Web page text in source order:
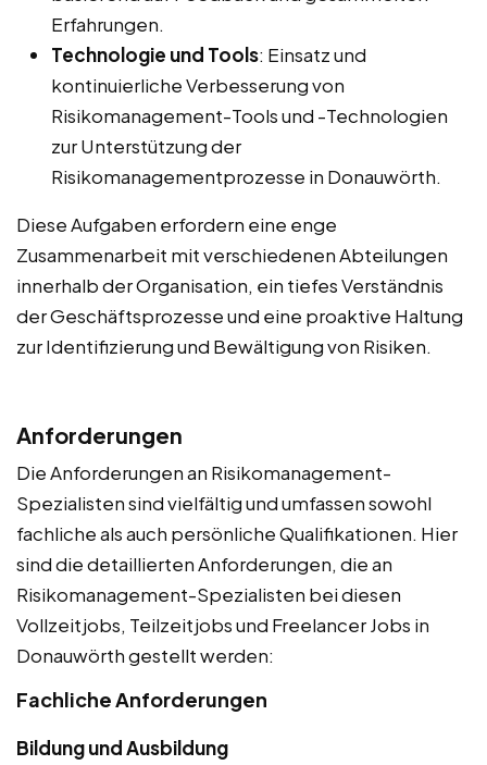
Erfahrungen.
Technologie und Tools: Einsatz und
kontinuierliche Verbesserung von
Risikomanagement-Tools und -Technologien
zur Unterstützung der
Risikomanagementprozesse in Donauwörth.
Diese Aufgaben erfordern eine enge
Zusammenarbeit mit verschiedenen Abteilungen
innerhalb der Organisation, ein tiefes Verständnis
der Geschäftsprozesse und eine proaktive Haltung
zur Identifizierung und Bewältigung von Risiken.
Anforderungen
Die Anforderungen an Risikomanagement-
Spezialisten sind vielfältig und umfassen sowohl
fachliche als auch persönliche Qualifikationen. Hier
sind die detaillierten Anforderungen, die an
Risikomanagement-Spezialisten bei diesen
Vollzeitjobs, Teilzeitjobs und Freelancer Jobs in
Donauwörth gestellt werden:
Fachliche Anforderungen
Bildung und Ausbildung